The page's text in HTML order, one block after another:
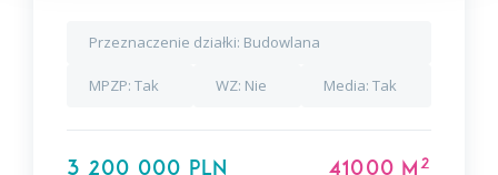
Przeznaczenie działki: Budowlana
MPZP: Tak WZ: Nie Media: Tak
3 200 000 PLN 41000 m 2